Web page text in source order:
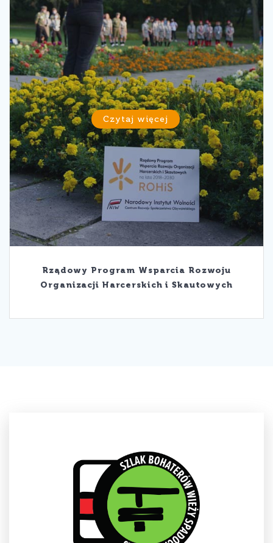
Czytaj więcej
Rządowy Program Wsparcia Rozwoju
Organizacji Harcerskich i Skautowych